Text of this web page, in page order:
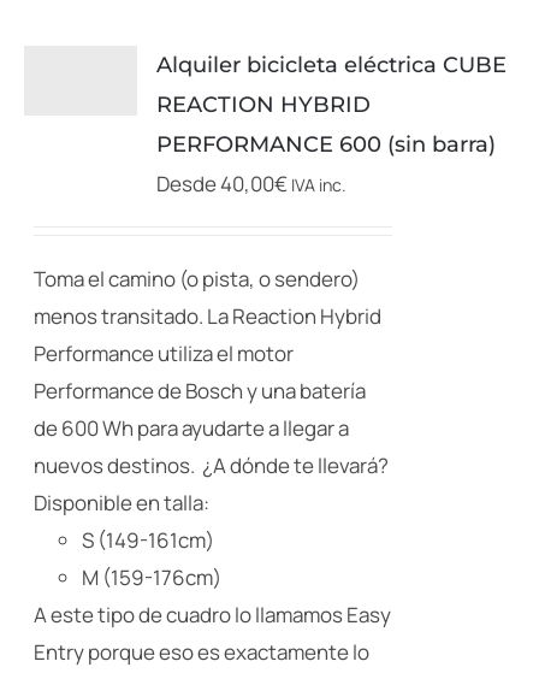
Las
opciones
se
pueden
en
la
página
de
producto
Alquiler bicicleta eléctrica CUBE
REACTION HYBRID
PERFORMANCE 600 (sin barra)
Desde40,00€ IVA inc.
Toma el camino (o pista, o sendero)
menos transitado. La Reaction Hybrid
Performance utiliza el motor
Performance de Bosch y una batería
de 600 Wh para ayudarte a llegar a
nuevos destinos. ¿A dónde te llevará?
Disponible en talla:
S (149-161cm)
M (159-176cm)
A este tipo de cuadro lo llamamos Easy
Entry porque eso es exactamente lo